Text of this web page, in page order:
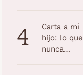
2025)
4
Carta a mi
hijo: lo que
nunca